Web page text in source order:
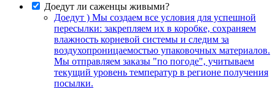
Доедут ли саженцы живыми?
Доедут ) Мы создаем все условия для успешной
пересылки: закрепляем их в коробке, сохраняем
влажность корневой системы и следим за
воздухопроницаемостью упаковочных материалов.
Мы отправляем заказы "по погоде", учитываем
текущий уровень температур в регионе получения
посылки.